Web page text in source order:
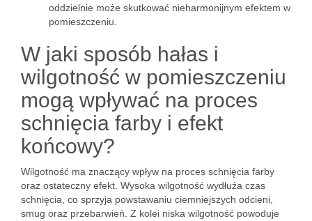
oddzielnie może skutkować nieharmonijnym efektem w
pomieszczeniu.
W jaki sposób hałas i
wilgotność w pomieszczeniu
mogą wpływać na proces
schnięcia farby i efekt
końcowy?
Wilgotność ma znaczący wpływ na proces schnięcia farby
oraz ostateczny efekt. Wysoka wilgotność wydłuża czas
schnięcia, co sprzyja powstawaniu ciemniejszych odcieni,
smug oraz przebarwień. Z kolei niska wilgotność powoduje